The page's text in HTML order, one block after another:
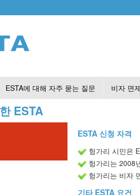
ESTA에 대해 자주 묻는 질문 비자 면
ESTA
ESTA 신청 자격
헝가리 시민은
헝가리는 2008
헝가리는 비자
기타 ESTA 요건